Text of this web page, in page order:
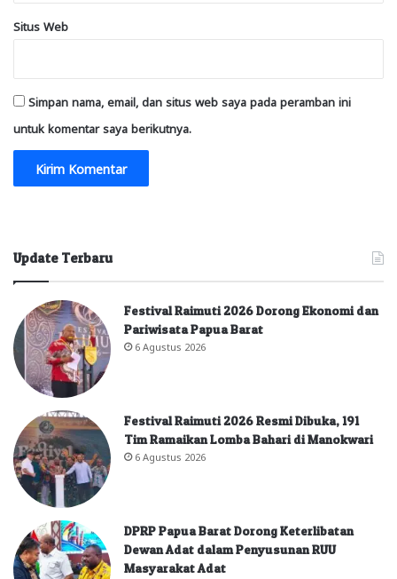
Situs Web
Simpan nama, email, dan situs web saya pada peramban ini
untuk komentar saya berikutnya.
Update Terbaru
Festival Raimuti 2026 Dorong Ekonomi dan
Pariwisata Papua Barat
6 Agustus 2026
Festival Raimuti 2026 Resmi Dibuka, 191
Tim Ramaikan Lomba Bahari di Manokwari
6 Agustus 2026
DPRP Papua Barat Dorong Keterlibatan
Dewan Adat dalam Penyusunan RUU
Masyarakat Adat